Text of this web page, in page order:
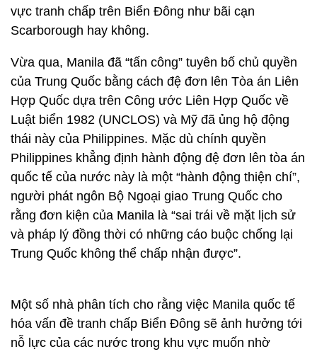
vực tranh chấp trên Biển Đông như bãi cạn
Scarborough hay không.
Vừa qua, Manila đã “tấn công” tuyên bố chủ quyền
của Trung Quốc bằng cách đệ đơn lên Tòa án Liên
Hợp Quốc dựa trên Công ước Liên Hợp Quốc về
Luật biển 1982 (UNCLOS) và Mỹ đã ủng hộ động
thái này của Philippines. Mặc dù chính quyền
Philippines khẳng định hành động đệ đơn lên tòa án
quốc tế của nước này là một “hành động thiện chí”,
người phát ngôn Bộ Ngoại giao Trung Quốc cho
rằng đơn kiện của Manila là “sai trái về mặt lịch sử
và pháp lý đồng thời có những cáo buộc chống lại
Trung Quốc không thể chấp nhận được”.
Một số nhà phân tích cho rằng việc Manila quốc tế
hóa vấn đề tranh chấp Biển Đông sẽ ảnh hưởng tới
nỗ lực của các nước trong khu vực muốn nhờ